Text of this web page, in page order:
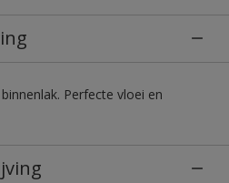
Perfecte vloei en